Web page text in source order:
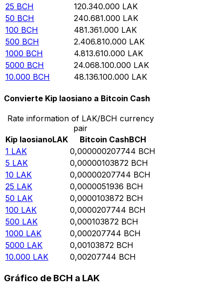
25 BCH 120.340.000 LAK
50 BCH 240.681.000 LAK
100 BCH 481.361.000 LAK
500 BCH 2.406.810.000 LAK
1000 BCH 4.813.610.000 LAK
5000 BCH 24.068.100.000 LAK
10.000 BCH 48.136.100.000 LAK
Convierte Kip laosiano a Bitcoin Cash
Rate information of LAK/BCH currency
pair
Kip laosianoLAK Bitcoin CashBCH
1 LAK 0,000000207744 BCH
5 LAK 0,00000103872 BCH
10 LAK 0,00000207744 BCH
25 LAK 0,0000051936 BCH
50 LAK 0,0000103872 BCH
100 LAK 0,0000207744 BCH
500 LAK 0,000103872 BCH
1000 LAK 0,000207744 BCH
5000 LAK 0,00103872 BCH
10.000 LAK 0,00207744 BCH
Gráfico de BCH a LAK